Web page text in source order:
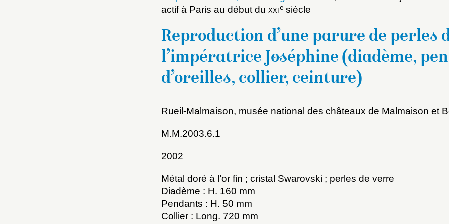
actif à Paris au début du xxiesiècle
Reproduction d’une parure de perles
l’impératrice Joséphine (diadème,
d’oreilles, collier, ceinture)
Rueil-Malmaison, musée national des châteaux de Malmaison et
M.M.2003.6.1
2002
Métal doré à l’or fin ; cristal Swarovski ; perles de verre
Diadème : H. 160 mm
Pendants : H. 50 mm
Collier : Long. 720 mm
Choix du dossier où ajouter la
Connexion